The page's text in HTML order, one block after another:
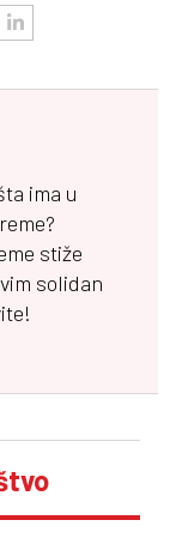
ima u
stiže
solidan